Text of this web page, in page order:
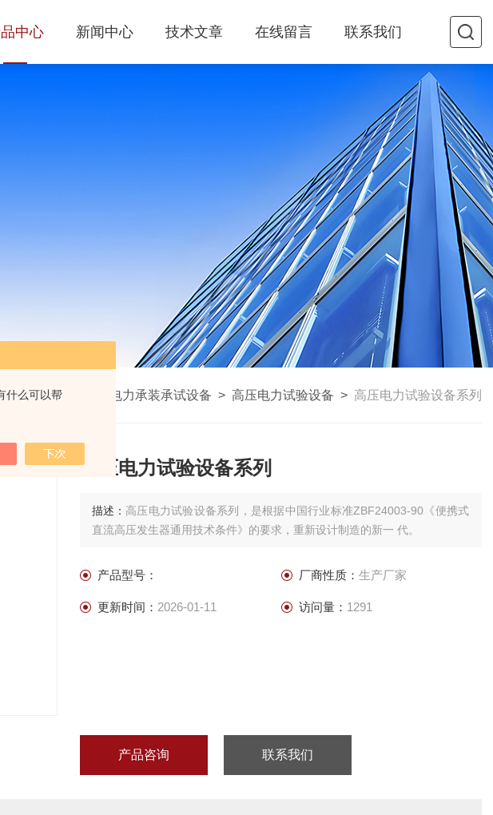
什么可以帮
中心 新闻中心 技术文章 在线留言 联系我们
产品中心 高压电力承装承试设备 > 高压电力试验设备 > 高压电力试验设备系列
高压电力试验设备系列
描述： 高压电力试验设备系列，是根据中国行业标准ZBF24003-90《便携式
直流高压发生器通用技术条件》的要求，重新设计制造的新一 代。
产品型号： 厂商性质： 生产厂家
更新时间： 2026-01-11 访问量： 1291
产品咨询 联系我们